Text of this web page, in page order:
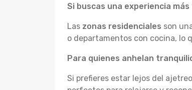
Si buscas una experiencia
Las zonas residenciales son
o departamentos con cocina, lo
Para quienes anhelan
Si prefieres estar lejos del